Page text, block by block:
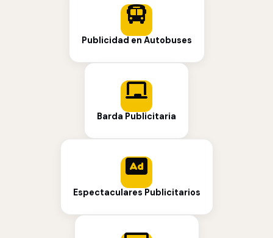
Publicidad en Autobuses
Barda Publicitaria
Espectaculares Publicitarios